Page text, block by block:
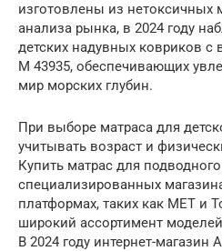
изготовлены из
анализа рынка, в 2024 году
детских надувных ковриков с
М 43935, обеспечивающих
мир морских глубин.
При выборе матраса для
учитывать возраст и
Купить матрас для
специализированных
платформах, таких как МЕТ и
широкий ассортимент
В 2024 году интернет-магазин